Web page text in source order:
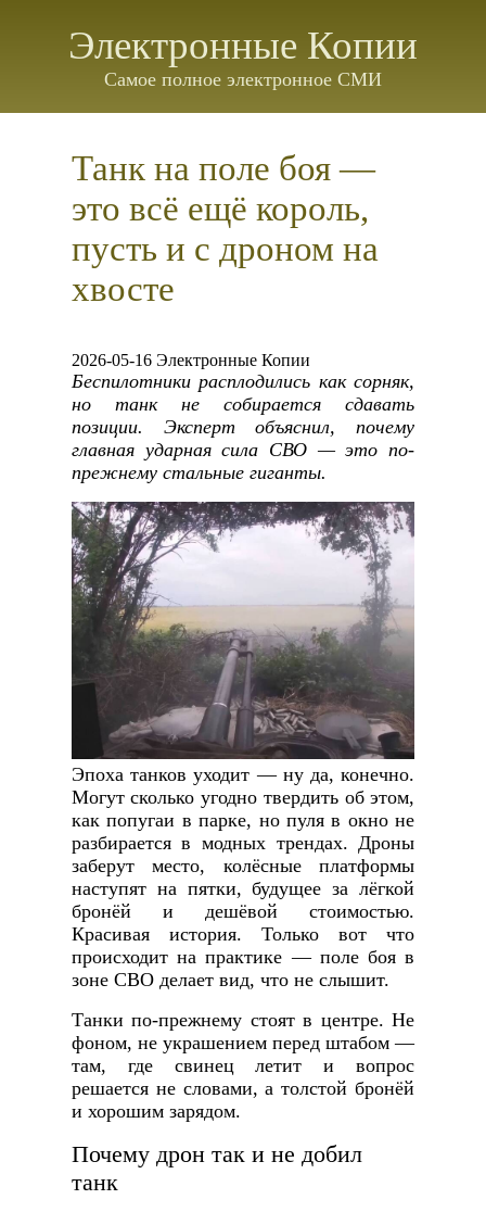
Электронные Копии
Самое полное электронное СМИ
Танк на поле боя —
это всё ещё король,
пусть и с дроном на
хвосте
2026-05-16 Электронные Копии
Беспилотники расплодились как сорняк,
но танк не собирается сдавать
позиции. Эксперт объяснил, почему
главная ударная сила СВО — это по-
прежнему стальные гиганты.
Эпоха танков уходит — ну да, конечно.
Могут сколько угодно твердить об этом,
как попугаи в парке, но пуля в окно не
разбирается в модных трендах. Дроны
заберут место, колёсные платформы
наступят на пятки, будущее за лёгкой
бронёй и дешёвой стоимостью.
Красивая история. Только вот что
происходит на практике — поле боя в
зоне СВО делает вид, что не слышит.
Танки по-прежнему стоят в центре. Не
фоном, не украшением перед штабом —
там, где свинец летит и вопрос
решается не словами, а толстой бронёй
и хорошим зарядом.
Почему дрон так и не добил
танк